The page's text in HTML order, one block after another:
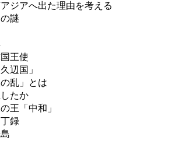
ジアへ出た理由を考える
謎
王使
辺国」
乱」とは
たか
王「中和」
録